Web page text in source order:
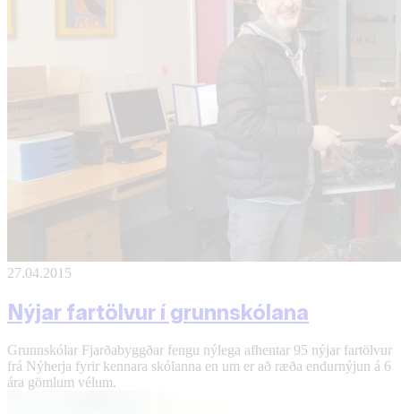
27.04.2015
Nýjar fartölvur í grunnskólana
Grunnskólar Fjarðabyggðar fengu nýlega afhentar 95 nýjar fartölvur
frá Nýherja fyrir kennara skólanna en um er að ræða endurnýjun á 6
ára gömlum vélum.